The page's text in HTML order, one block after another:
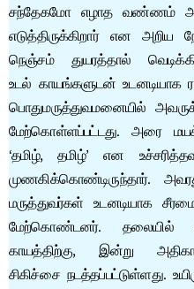
சந்தேகமோ எழாத வண்ணம்
எடுத்திருக்கிறார் என அறிய
நெஞ்சம் துயரத்தால்
உடல் காயங்களுடன் உடனடியாக
பொதுமருத்துவமனையில்
மேற்கொள்ளப்பட்டது. அரை
‘தமிழ், தமிழ்’ என
முணகிக்கொண்டிருந்தார்.
மருத்துவர்கள் உடனடியாக
மேற்கொண்டனர். தலையில்
காயத்திற்கு, இன்று
சிகிச்சை நடத்தப்பட்டுள்ளது.